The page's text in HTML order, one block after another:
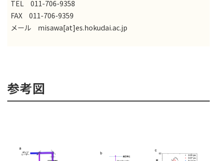
TEL 011-706-9358
FAX 011-706-9359
メール misawa[at]es.hokudai.ac.jp
参考図